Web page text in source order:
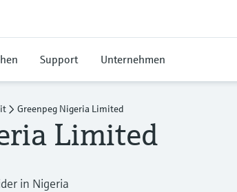
Support Unternehmen
Greenpeg Nigeria Limited
Limited
in Nigeria